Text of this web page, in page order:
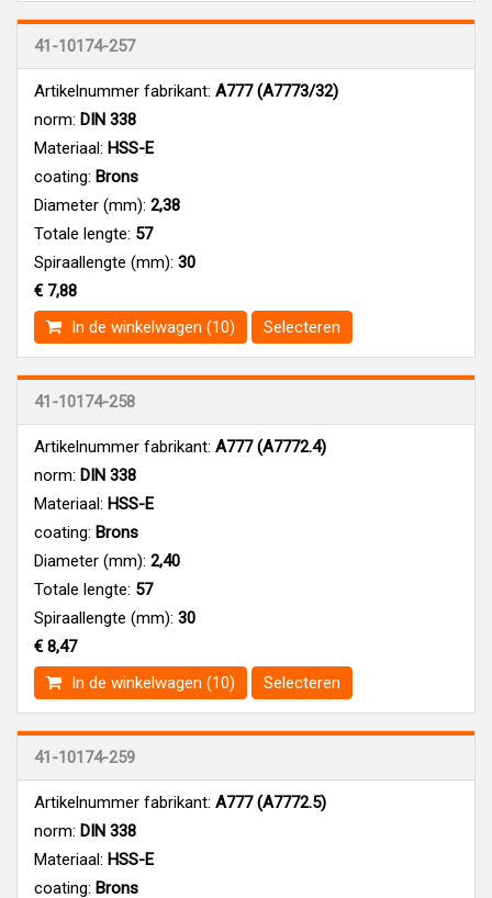
41-10174-257
Artikelnummer fabrikant: A777 (A7773/32)
norm: DIN 338
Materiaal: HSS-E
coating: Brons
Diameter (mm): 2,38
Totale lengte: 57
Spiraallengte (mm): 30
€ 7,88
In de winkelwagen (10)
Selecteren
41-10174-258
Artikelnummer fabrikant: A777 (A7772.4)
norm: DIN 338
Materiaal: HSS-E
coating: Brons
Diameter (mm): 2,40
Totale lengte: 57
Spiraallengte (mm): 30
€ 8,47
In de winkelwagen (10)
Selecteren
41-10174-259
Artikelnummer fabrikant: A777 (A7772.5)
norm: DIN 338
Materiaal: HSS-E
coating: Brons